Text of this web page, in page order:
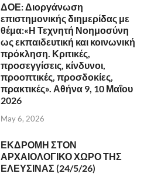
ΔΟΕ: Διοργάνωση
επιστημονικής διημερίδας με
θέμα:«Η Τεχνητή Νοημοσύνη
ως εκπαιδευτική και κοινωνική
πρόκληση. Κριτικές,
προσεγγίσεις, κίνδυνοι,
προοπτικές, προσδοκίες,
πρακτικές». Αθήνα 9, 10 Μαΐου
2026
May 6, 2026
ΕΚΔΡΟΜΗ ΣΤΟΝ
ΑΡΧΑΙΟΛΟΓΙΚΟ ΧΩΡΟ ΤΗΣ
ΕΛΕΥΣΙΝΑΣ (24/5/26)